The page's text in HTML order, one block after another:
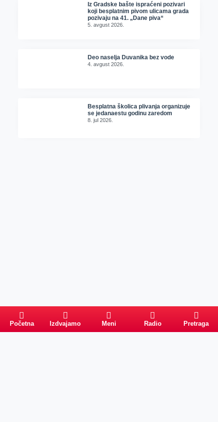
Iz Gradske bašte ispraćeni pozivari
koji besplatnim pivom ulicama grada
pozivaju na 41. „Dane piva“
5. avgust 2026.
Deo naselja Duvanika bez vode
4. avgust 2026.
Besplatna školica plivanja organizuje
se jedanaestu godinu zaredom
8. jul 2026.
Početna Izdvajamo Meni Radio Pretraga